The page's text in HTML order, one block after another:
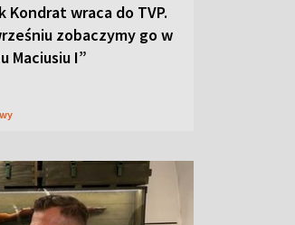
Kondrat wraca do TVP.
zobaczymy go w
Maciusiu I”